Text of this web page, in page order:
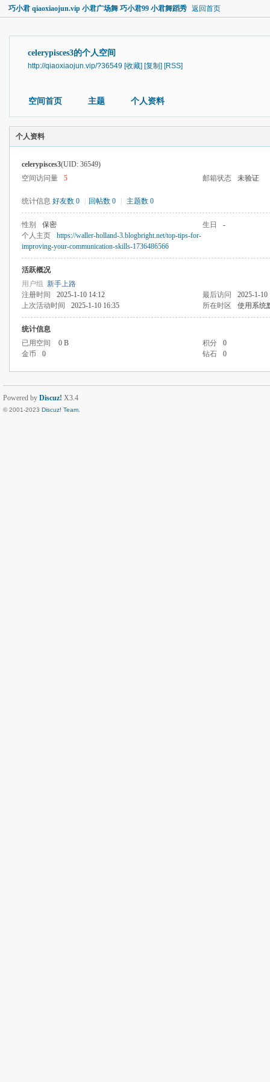
巧小君 qiaoxiaojun.vip 小君广场舞 巧小君99 小君舞蹈秀 返回首页
celerypisces3的个人空间
http://qiaoxiaojun.vip/?36549 [收藏] [复制] [RSS]
空间首页 主题 个人资料
个人资料
celerypisces3(UID: 36549)
空间访问量
5 邮箱状态 未验证
统计信息 好友数 0 回帖数 0 主题数 0
性别 保密 生日
-
个人主页
https://waller-holland-3.blogbright.net/top-tips-for-
improving-your-communication-skills-1736486566
活跃概况
用户组 新手上路
注册时间
2025-1-10 14:12 最后访问
2025-1-10
上次活动时间
2025-1-10 16:35 所在时区 使用系统
统计信息
已用空间
0 B 积分
0
金币
0 钻石 0
Powered by Discuz! X3.4
© 2001-2023 Discuz! Team